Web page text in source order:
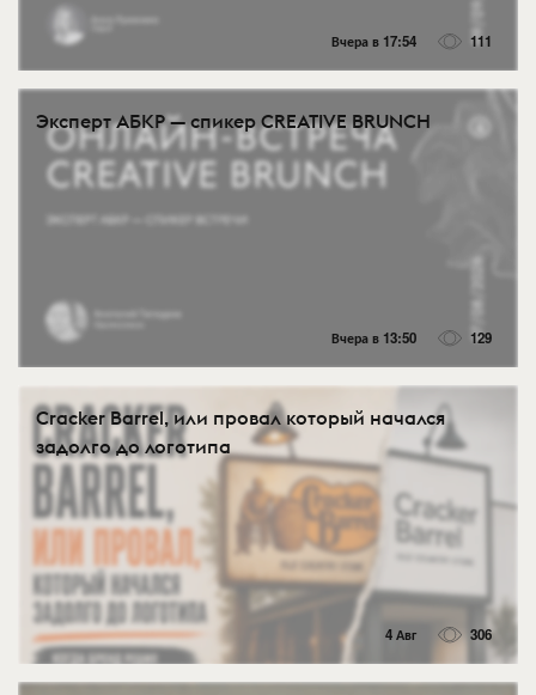
Вчера в 17:54 111
Эксперт АБКР — спикер CREATIVE BRUNCH
Вчера в 13:50 129
Cracker Barrel, или провал который начался
задолго до логотипа
4 Авг 306